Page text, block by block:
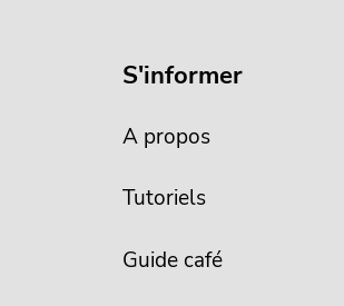
S'informer
A propos
Tutoriels
Guide café